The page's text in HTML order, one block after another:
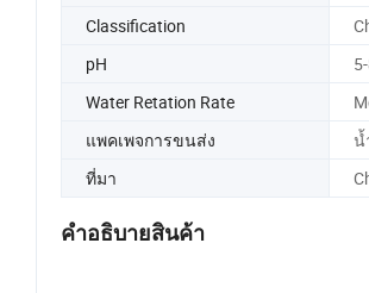
Classification
pH
Water Retation Rate
แพคเพจการขนส่ง
น้
ที่มา
คำอธิบายสินค้า